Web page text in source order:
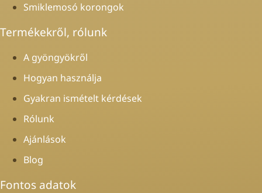
Smiklemosó korongok
Termékekről, rólunk
A gyöngyökről
Hogyan használja
Gyakran ismételt kérdések
Rólunk
Ajánlások
Blog
Fontos adatok